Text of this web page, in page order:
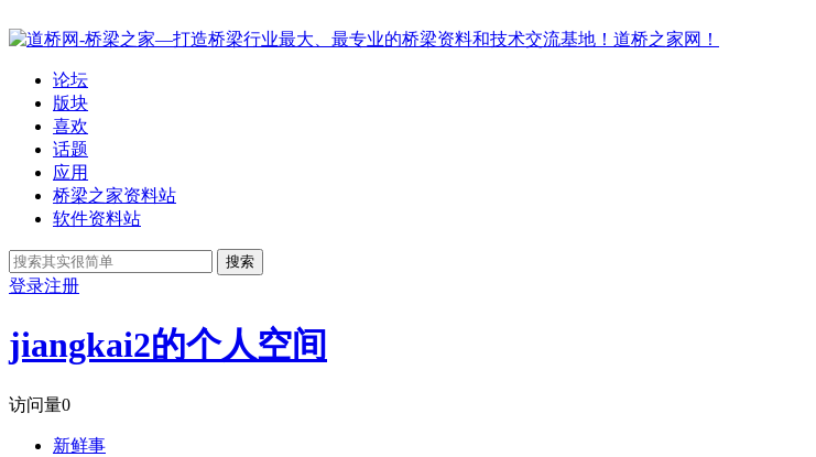
论坛
版块
喜欢
话题
应用
桥梁之家资料站
软件资料站
搜索
登录注册
jiangkai2的个人空间
访问量0
新鲜事